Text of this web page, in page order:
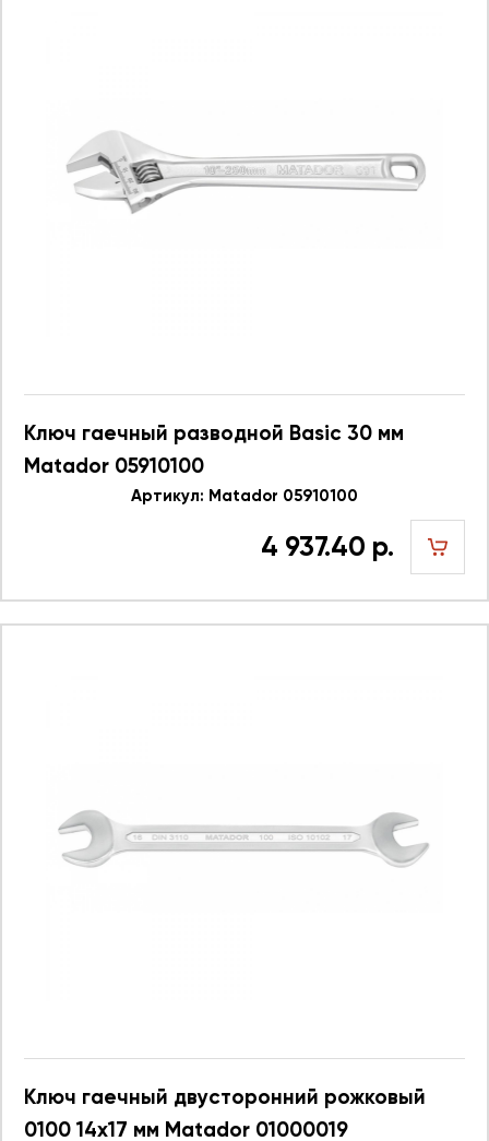
Ключ гаечный разводной Basic 30 мм
Matador 05910100
Артикул: Matador 05910100
4 937.40 р.
Ключ гаечный двусторонний рожковый
0100 14х17 мм Matador 01000019